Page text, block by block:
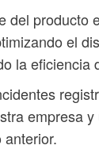
del producto
el
la eficiencia
empresa
anterior.